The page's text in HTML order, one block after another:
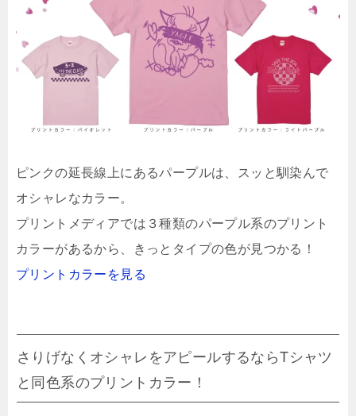
ピンクの延長線上にあるパープルは、スッと馴染んで
オシャレなカラー。
プリントメディアでは３種類のパープル系のプリント
カラーがあるから、きっとタイプの色が見つかる！
プリントカラーを見る
さりげなくオシャレをアピールするならTシャツ
と同色系のプリントカラー！